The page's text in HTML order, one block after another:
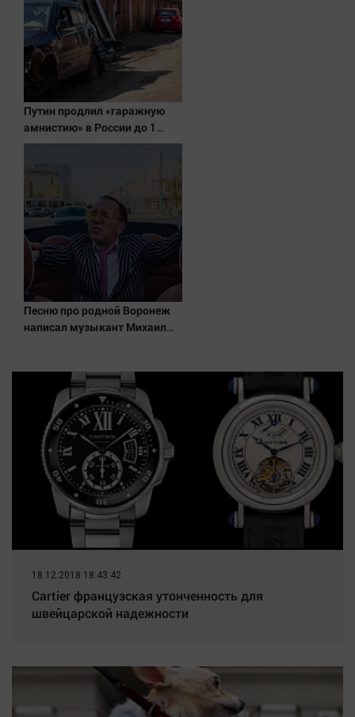
Актуальная тема
Афиша
Быстрый медиазавод
Вирус чтения
Дети
ЖКХ
Интервью
Качество жизни
Конкурс
Обсуждаем
Персона
Последняя инстанция
Светская жизнь
Тенденции
Точка на карте
Путин продлил «гаражную
амнистию» в России до 1
сентября 2031 года
Песню про родной Воронеж
написал музыкант Михаил
18.12.2018 18:43:42
Cartier французская утонченность для
швейцарской надежности